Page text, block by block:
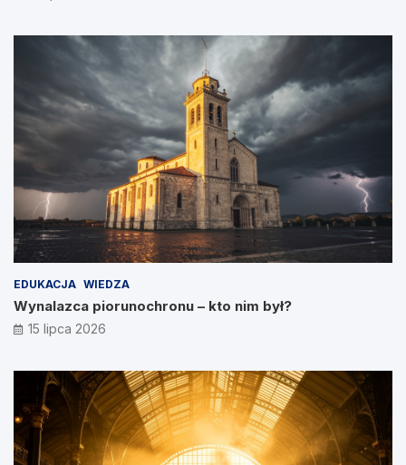
EDUKACJA WIEDZA
Wynalazca piorunochronu – kto nim był?
15 lipca 2026